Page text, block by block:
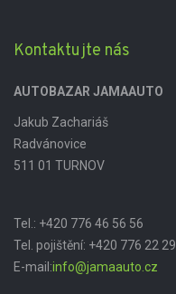
Kontaktujte nás
AUTOBAZAR JAMAAUTO
Jakub Zachariáš
Radvánovice
511 01 TURNOV
Tel.: +420 776 46 56 56
Tel. pojištění: +420 776 22
E-mail:info@jamaauto.cz